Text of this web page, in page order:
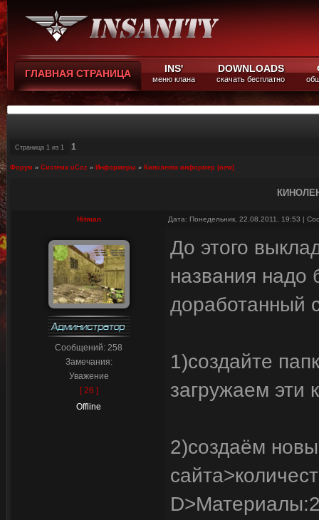
ГЛАВНАЯ СТРАНИЦА INS'
меню клана
DOWNLOADS
скачать бесплатно
Страница 1 из 1 1
Форум » Система uCoz » Информеры » Кинолента информер (new)
Hitman Дата: Понедельник, 22.08.2011, 19:53 |
Сообщений: 258
Замечания:
Уважение
[ 26 ]
Offline
До этого
названия надо
доработанный
1)создайте
загружаем эти
2)создаём